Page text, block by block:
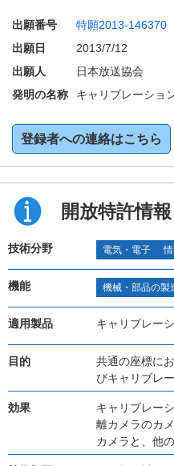
出願番号 特願2013-146370
出願日
2013/7/12
出願人
日本放送協会
発明の名称
キャリブレーショ
登録者への連絡はこちら
開放特許情報
技術分野 電気・電子
機能 機械・部品の製
適用製品 キャリブレー
目的
共通の座標に
びキャリブレ
効果
キャリブレー
離カメラのカ
カメラと、他